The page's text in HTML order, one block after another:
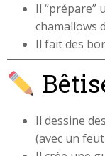
Il “prépare”
chamallows
Il fait des
Il dessine
(avec un